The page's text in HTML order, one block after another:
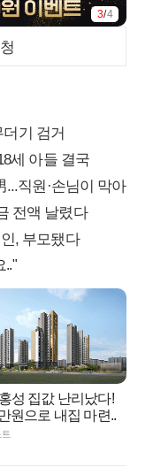
3/4
기 검거
세 아들 결국
직원·손님이 막아
전액 날렸다
, 부모됐다
.."
성 집값 난리났다!
원으로 내집 마련..